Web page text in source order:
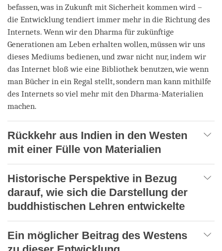
befassen, was in Zukunft mit Sicherheit kommen wird –
die Entwicklung tendiert immer mehr in die Richtung des
Internets. Wenn wir den Dharma für zukünftige
Generationen am Leben erhalten wollen, müssen wir uns
dieses Mediums bedienen, und zwar nicht nur, indem wir
das Internet bloß wie eine Bibliothek benutzen, wie wenn
man Bücher in ein Regal stellt, sondern man kann mithilfe
des Internets so viel mehr mit den Dharma-Materialien
machen.
Rückkehr aus Indien in den Westen
mit einer Fülle von Materialien
Historische Perspektive in Bezug
darauf, wie sich die Darstellung der
buddhistischen Lehren entwickelte
Ein möglicher Beitrag des Westens